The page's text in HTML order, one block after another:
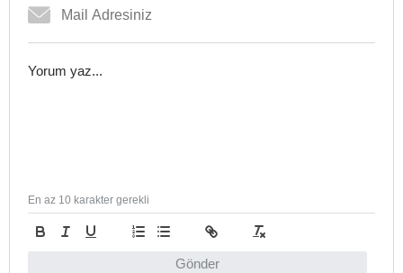
Gönder
En az 10 karakter gerekli